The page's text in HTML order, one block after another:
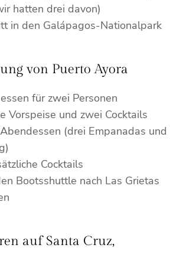
hatten drei davon)
in den Galápagos-Nationalpark
von Puerto Ayora
für zwei Personen
Vorspeise und zwei Cocktails
(drei Empanadas und
Cocktails
Bootsshuttle nach Las Grietas
auf Santa Cruz,